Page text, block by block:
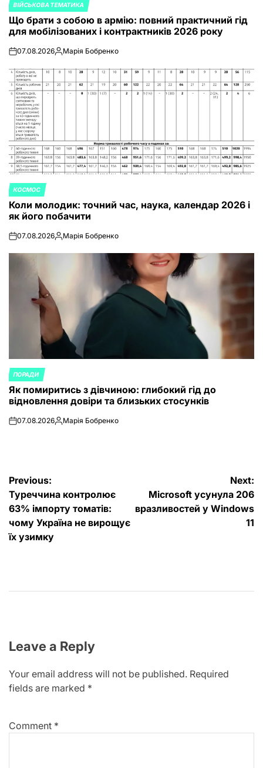
POSTED
IN
ВІЙСЬКОВА ТЕМАТИКА
Що брати з собою в армію: повний практичний гід
для мобілізованих і контрактників 2026 року
on07.08.2026Posted
Марія Бобренко
POSTED
IN
КОСМОС
Коли молодик: точний час, наука, календар 2026 і
як його побачити
on07.08.2026Posted
Марія Бобренко
POSTED
IN
ПОРАДИ
Як помиритись з дівчиною: глибокий гід до
відновлення довіри та близьких стосунків
on07.08.2026Posted
Марія Бобренко
Post
navigation
Previous:
Туреччина контролює
63% імпорту томатів:
чому Україна не вирощує
їх узимку
Next:
Microsoft усунула 206
вразливостей у Windows
11
Leave a Reply
Your email address will not be published. Required
fields are marked *
Comment *